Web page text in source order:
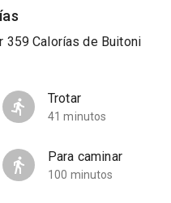
359 Calorías de Buitoni
Trotar
41 minutos
Para caminar
100 minutos